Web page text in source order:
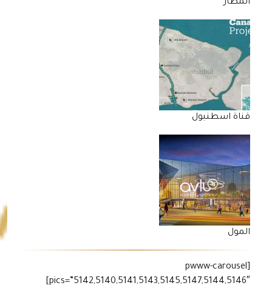
المطار
قناة اسطنبول
المول
[pwww-carousel
pics=”5142,5140,5141,5143,5145,5147,5144,5146″]